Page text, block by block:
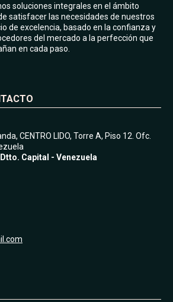
soluciones integrales en el ámbito
satisfacer las necesidades de nuestros
de excelencia, basado en la confianza y
del mercado a la perfección que
en cada paso.
CENTRO LIDO, Torre A, Piso 12. Ofc.
Capital - Venezuela